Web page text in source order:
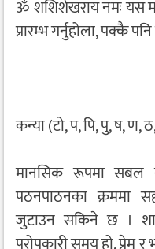
ॐ शशिशेखराय नमः यस
प्रारम्भ गर्नुहोला, पक्कै
कन्या (टो, प, पि, पु, ष, ण,
मानसिक रूपमा सबल
पठनपाठनका क्रममा
जुटाउन सकिने छ ।